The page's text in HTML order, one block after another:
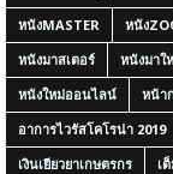
หนังMASTER
หนัง
หนังมาสเตอร์
หนังมาใ
หนังใหม่ออนไลน์
หน้า
อาการไวรัสโคโรน่า 2019
เงินเยียวยาเกษตรกร
เ